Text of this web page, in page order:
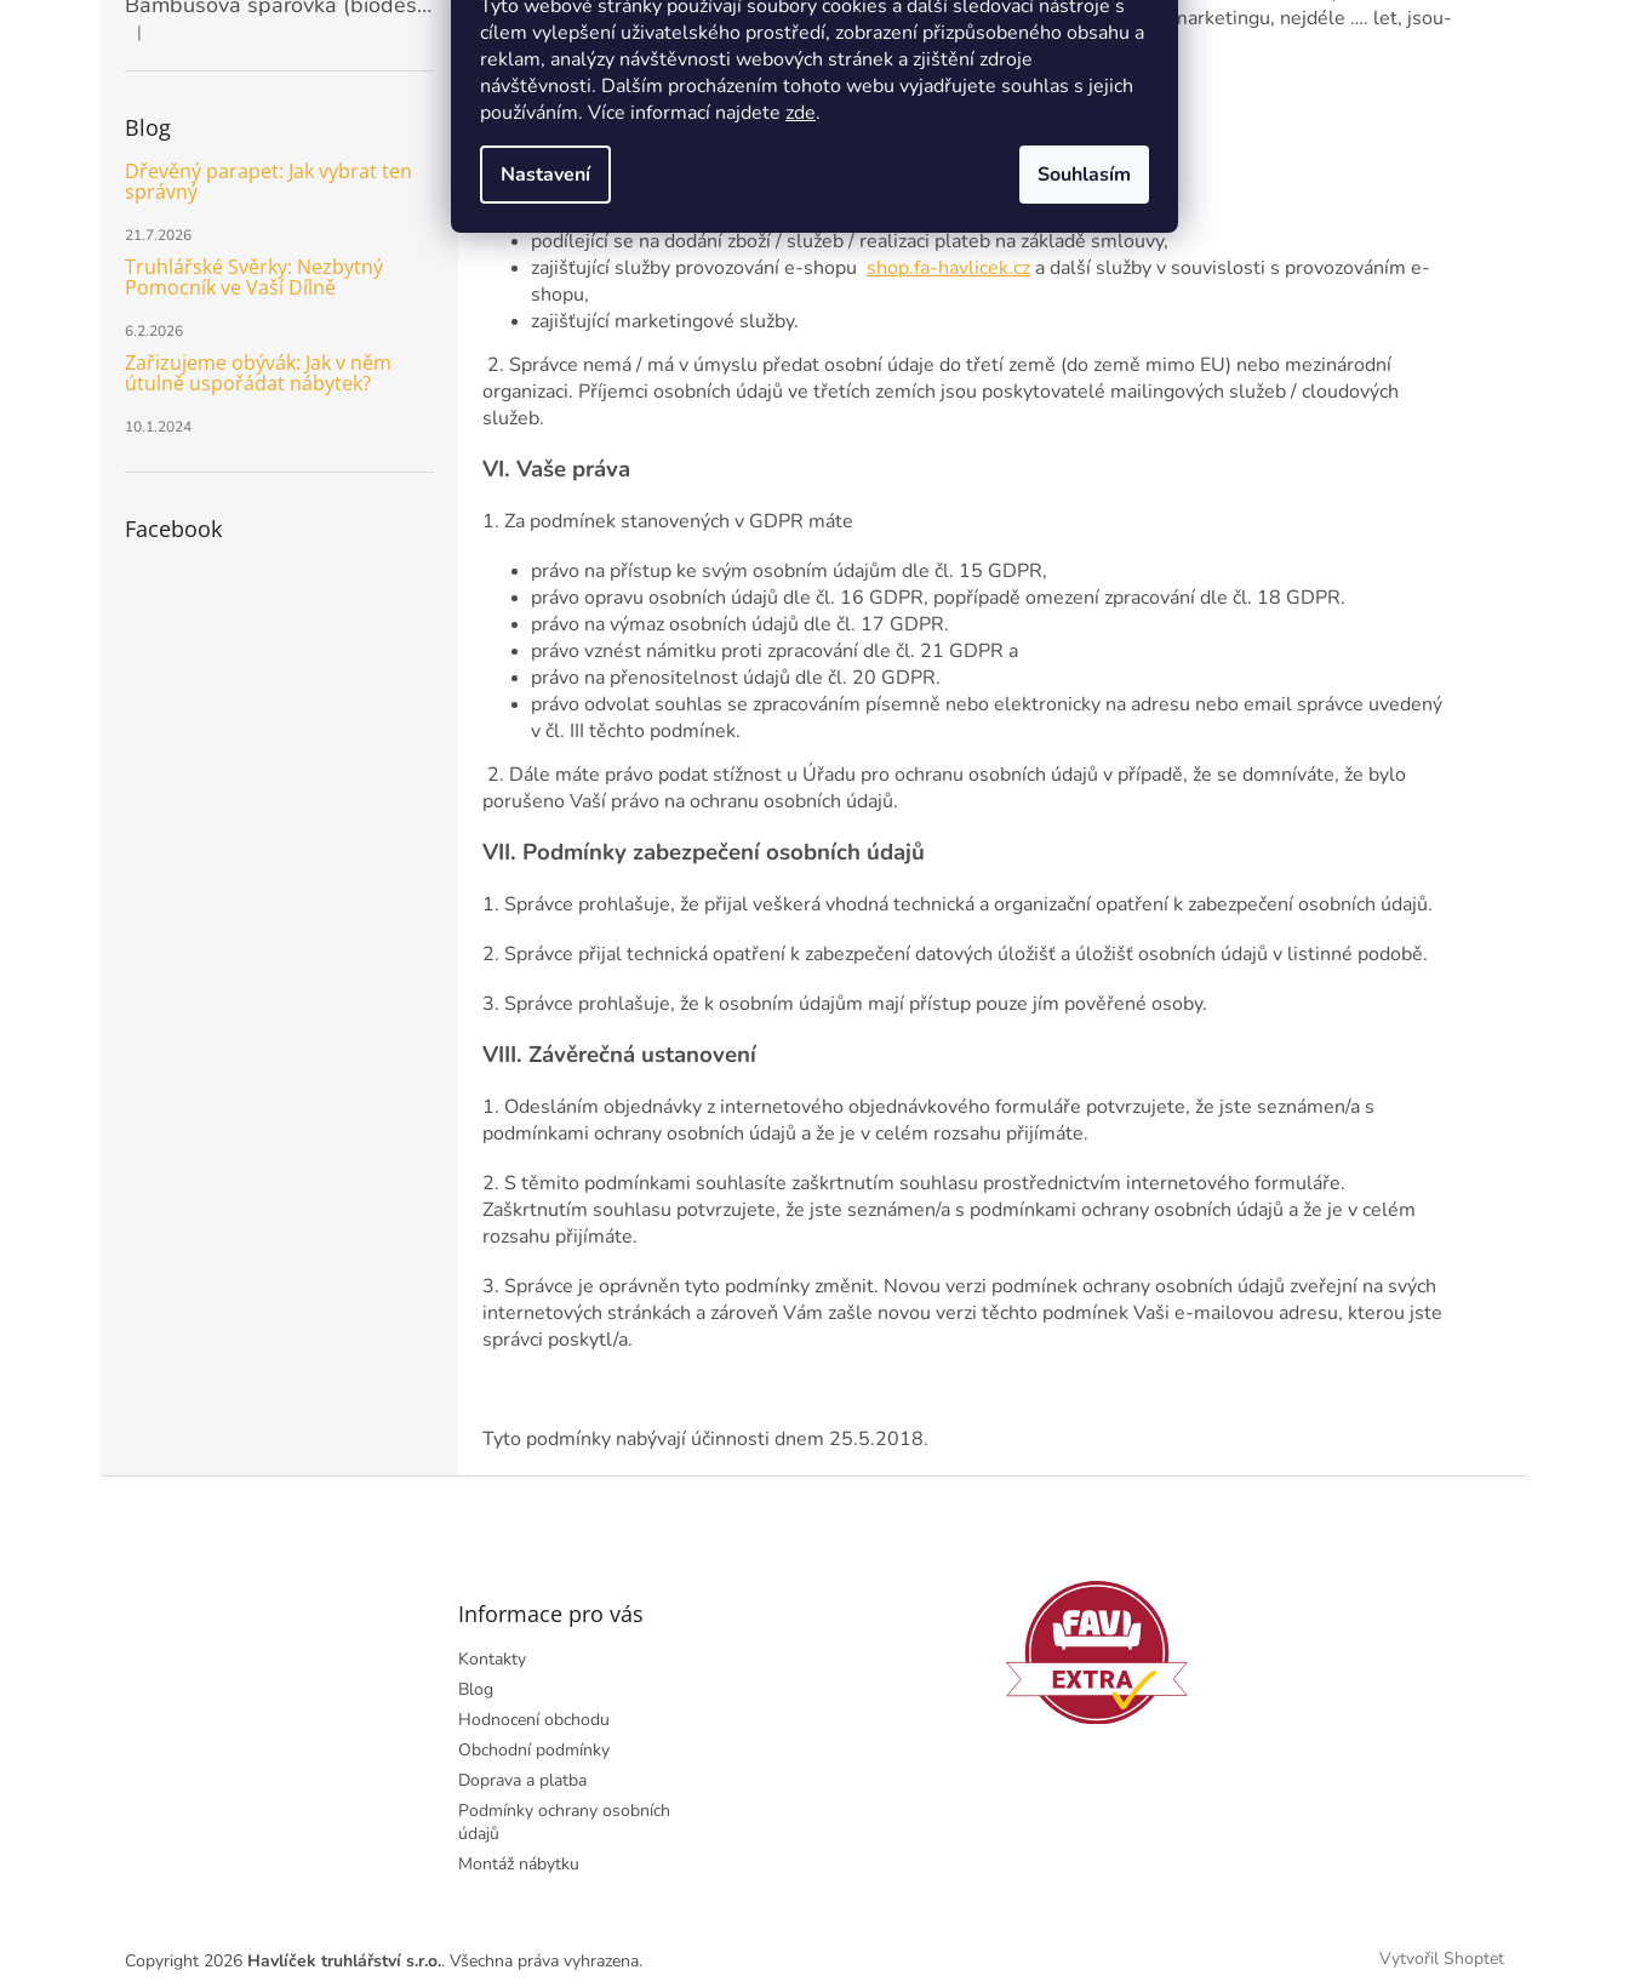
Tyto webové stránky používají soubory cookies a další sledovací nástroje s
cílem vylepšení uživatelského prostředí, zobrazení přizpůsobeného obsahu a
reklam, analýzy návštěvnosti webových stránek a zjištění zdroje
návštěvnosti. Dalším procházením tohoto webu vyjadřujete souhlas s jejich
používáním. Více informací najdete zde.
Nastavení Souhlasím
Hodnocení produktu je 5 z 5 hvězdiček.
|
Blog
Dřevěný parapet: Jak vybrat ten
správný
21.7.2026
Truhlářské Svěrky: Nezbytný
Pomocník ve Vaší Dílně
6.2.2026
Zařizujeme obývák: Jak v něm
útulně uspořádat nábytek?
10.1.2024
Facebook
po dobu, než je odvolán souhlas se zpracováním osobních údajů pro účely marketingu, nejdéle …. let, jsou-
li osobní údaje zpracovávány na základě souhlasu.
2. Po uplynutí doby uchovávání osobních údajů správce osobní údaje vymaže.
V.Příjemci osobních údajů (subdodavatelé správce)
podílející se na dodání zboží / služeb / realizaci plateb na základě smlouvy,
zajišťující služby provozování e-shopu shop.fa-havlicek.cz a další služby v souvislosti s provozováním e-
shopu,
zajišťující marketingové služby.
2. Správce nemá / má v úmyslu předat osobní údaje do třetí země (do země mimo EU) nebo mezinárodní
organizaci. Příjemci osobních údajů ve třetích zemích jsou poskytovatelé mailingových služeb / cloudových
služeb.
VI. Vaše práva
1. Za podmínek stanovených v GDPR máte
právo na přístup ke svým osobním údajům dle čl. 15 GDPR,
právo opravu osobních údajů dle čl. 16 GDPR, popřípadě omezení zpracování dle čl. 18 GDPR.
právo na výmaz osobních údajů dle čl. 17 GDPR.
právo vznést námitku proti zpracování dle čl. 21 GDPR a
právo na přenositelnost údajů dle čl. 20 GDPR.
právo odvolat souhlas se zpracováním písemně nebo elektronicky na adresu nebo email správce uvedený
v čl. III těchto podmínek.
2. Dále máte právo podat stížnost u Úřadu pro ochranu osobních údajů v případě, že se domníváte, že bylo
porušeno Vaší právo na ochranu osobních údajů.
VII. Podmínky zabezpečení osobních údajů
1. Správce prohlašuje, že přijal veškerá vhodná technická a organizační opatření k zabezpečení osobních údajů.
2. Správce přijal technická opatření k zabezpečení datových úložišť a úložišť osobních údajů v listinné podobě.
3. Správce prohlašuje, že k osobním údajům mají přístup pouze jím pověřené osoby.
VIII. Závěrečná ustanovení
1. Odesláním objednávky z internetového objednávkového formuláře potvrzujete, že jste seznámen/a s
podmínkami ochrany osobních údajů a že je v celém rozsahu přijímáte.
2. S těmito podmínkami souhlasíte zaškrtnutím souhlasu prostřednictvím internetového formuláře.
Zaškrtnutím souhlasu potvrzujete, že jste seznámen/a s podmínkami ochrany osobních údajů a že je v celém
rozsahu přijímáte.
3. Správce je oprávněn tyto podmínky změnit. Novou verzi podmínek ochrany osobních údajů zveřejní na svých
internetových stránkách a zároveň Vám zašle novou verzi těchto podmínek Vaši e-mailovou adresu, kterou jste
správci poskytl/a.
Tyto podmínky nabývají účinnosti dnem 25.5.2018.
Informace pro vás
Kontakty
Blog
Hodnocení obchodu
Obchodní podmínky
Doprava a platba
Podmínky ochrany osobních
údajů
Montáž nábytku
Vytvořil Shoptet
Copyright 2026 Havlíček truhlářství s.r.o.. Všechna práva vyhrazena.